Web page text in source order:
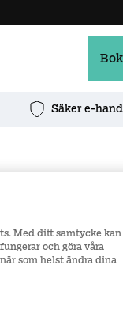
Säker e-
Välj typ av
2.Fyll i
Med ditt samtycke kan
och göra våra
som helst ändra dina